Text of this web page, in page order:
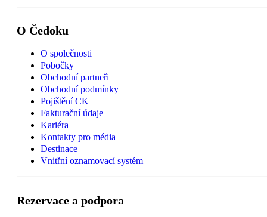
O Čedoku
O společnosti
Pobočky
Obchodní partneři
Obchodní podmínky
Pojištění CK
Fakturační údaje
Kariéra
Kontakty pro média
Destinace
Vnitřní oznamovací systém
Rezervace a podpora